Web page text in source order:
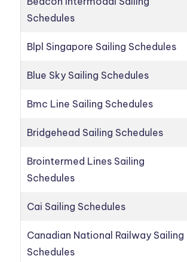
Schedules
Blpl Singapore Sailing Schedules
Blue Sky Sailing Schedules
Bmc Line Sailing Schedules
Bridgehead Sailing Schedules
Brointermed Lines Sailing
Schedules
Cai Sailing Schedules
Canadian National Railway Sailing
Schedules